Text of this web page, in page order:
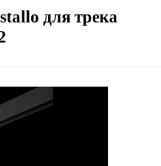
для трека